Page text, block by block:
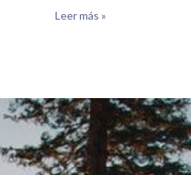
Leer más »